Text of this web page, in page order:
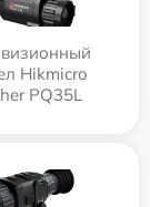
Hikmicro
PQ35L